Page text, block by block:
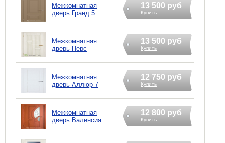
Межкомнатная
дверь Гранд 5
13 500 руб
Купить
Межкомнатная
дверь Перс
13 500 руб
Купить
Межкомнатная
дверь Аллюр 7
12 750 руб
Купить
Межкомнатная
дверь Валенсия
12 800 руб
Купить